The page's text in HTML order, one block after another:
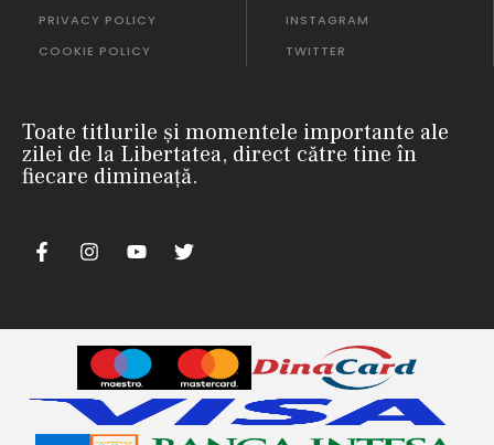
PRIVACY POLICY
COOKIE POLICY
INSTAGRAM
TWITTER
Toate titlurile și momentele importante ale
zilei de la Libertatea, direct către tine în
fiecare dimineață.